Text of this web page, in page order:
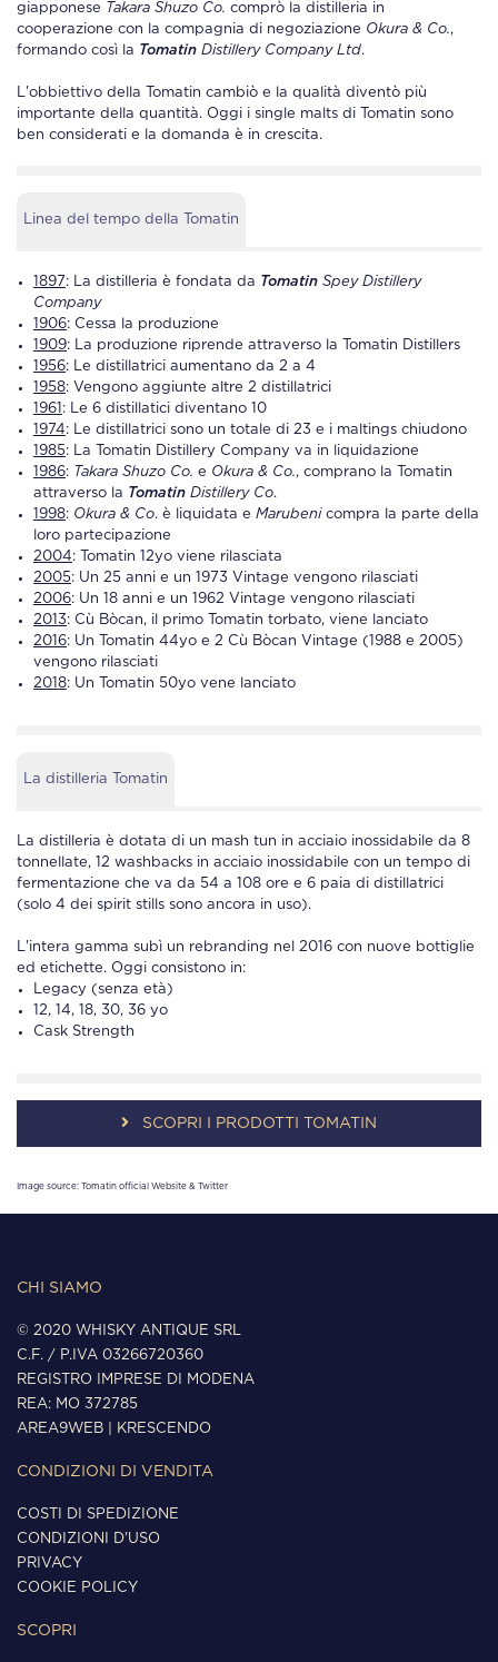
giapponese Takara Shuzo Co. comprò la distilleria in
cooperazione con la compagnia di negoziazione Okura & Co.,
formando così la Tomatin Distillery Company Ltd.
L'obbiettivo della Tomatin cambiò e la qualità diventò più
importante della quantità. Oggi i single malts di
Tomatin sono
ben considerati e la domanda è in crescita.
Linea del tempo della Tomatin
1897: La distilleria è fondata da Tomatin Spey Distillery
Company
1906: Cessa la produzione
1909: La produzione riprende attraverso la Tomatin Distillers
1956: Le distillatrici aumentano da 2 a 4
1958: Vengono aggiunte altre 2 distillatrici
1961 : Le 6 distillatici diventano 10
1974: Le distillatrici sono un totale di 23 e i maltings chiudono
1985: La Tomatin Distillery Company va in liquidazione
1986: Takara Shuzo Co. e Okura & Co., comprano la
Tomatin
attraverso la Tomatin Distillery Co.
1998: Okura & Co. è liquidata e Marubeni compra la parte della
loro partecipazione
2004: Tomatin 12yo viene rilasciata
2005: Un 25 anni e un 1973 Vintage vengono rilasciati
2006: Un 18 anni e un 1962 Vintage vengono rilasciati
2013: Cù Bòcan, il primo Tomatin torbato, viene lanciato
2016: Un Tomatin 44yo e 2 Cù Bòcan Vintage (1988 e 2005)
vengono rilasciati
2018: Un Tomatin 50yo vene lanciato
La distilleria Tomatin
La distilleria è dotata di un mash tun in acciaio inossidabile da 8
tonnellate, 12 washbacks in acciaio inossidabile con un tempo di
fermentazione che va da 54 a 108 ore e 6 paia di distillatrici
(solo 4 dei spirit stills sono ancora in uso).
L'intera gamma subì un rebranding nel 2016 con nuove bottiglie
ed etichette. Oggi consistono in:
Legacy (senza età)
12, 14, 18, 30, 36 yo
Cask Strength
SCOPRI I PRODOTTI TOMATIN
Image source: Tomatin official Website & Twitter
CHI SIAMO
© 2020 WHISKY ANTIQUE SRL
C.F. / P.IVA 03266720360
REGISTRO IMPRESE DI MODENA
REA: MO 372785
AREA9WEB
KRESCENDO
CONDIZIONI DI VENDITA
COSTI DI SPEDIZIONE
CONDIZIONI D'USO
PRIVACY
COOKIE POLICY
SCOPRI